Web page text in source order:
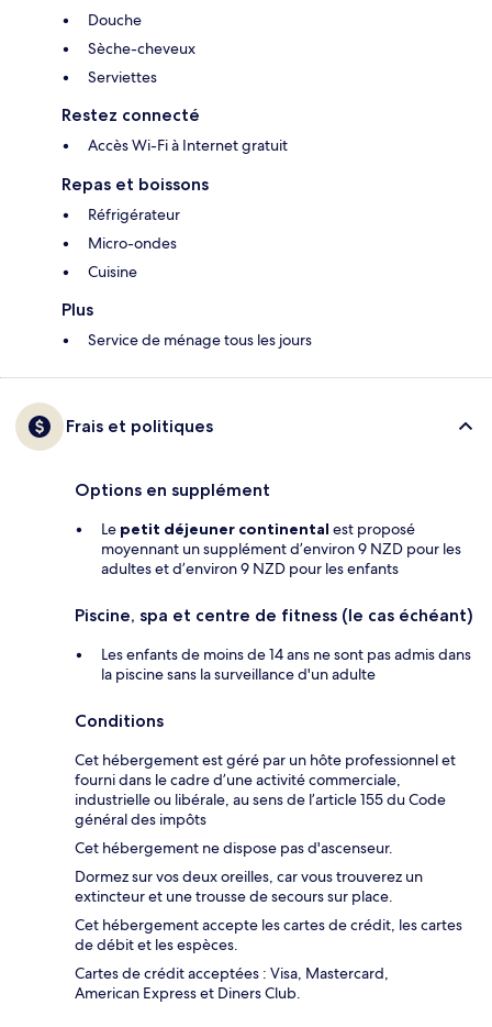
Douche
Sèche-cheveux
Serviettes
Restez connecté
Accès Wi-Fi à Internet gratuit
Repas et boissons
Réfrigérateur
Micro-ondes
Cuisine
Plus
Service de ménage tous les jours
Frais et politiques
Options en supplément
Le petit déjeuner continental est proposé
moyennant un supplément d’environ 9 NZD pour les
adultes et d’environ 9 NZD pour les enfants
Piscine, spa et centre de fitness (le cas échéant)
Les enfants de moins de 14 ans ne sont pas admis dans
la piscine sans la surveillance d'un adulte
Conditions
Cet hébergement est géré par un hôte professionnel et
fourni dans le cadre d’une activité commerciale,
industrielle ou libérale, au sens de l’article 155 du Code
général des impôts
Cet hébergement ne dispose pas d'ascenseur.
Dormez sur vos deux oreilles, car vous trouverez un
extincteur et une trousse de secours sur place.
Cet hébergement accepte les cartes de crédit, les cartes
de débit et les espèces.
Cartes de crédit acceptées : Visa, Mastercard,
American Express et Diners Club.